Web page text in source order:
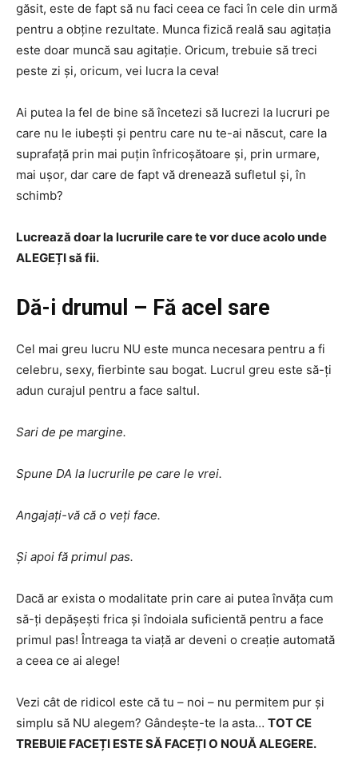
găsit, este de fapt să nu faci ceea ce faci în cele din urmă
pentru a obține rezultate. Munca fizică reală sau agitația
este doar muncă sau agitație. Oricum, trebuie să treci
peste zi și, oricum, vei lucra la ceva!
Ai putea la fel de bine să încetezi să lucrezi la lucruri pe
care nu le iubești și pentru care nu te-ai născut, care la
suprafață prin mai puțin înfricoșătoare și, prin urmare,
mai ușor, dar care de fapt vă drenează sufletul și, în
schimb?
Lucrează doar la lucrurile care te vor duce acolo unde
ALEGEȚI să fii.
Dă-i drumul – Fă acel sare
Cel mai greu lucru NU este munca necesara pentru a fi
celebru, sexy, fierbinte sau bogat. Lucrul greu este să-ți
adun curajul pentru a face saltul.
Sari de pe margine.
Spune DA la lucrurile pe care le vrei.
Angajați-vă că o veți face.
Și apoi fă primul pas.
Dacă ar exista o modalitate prin care ai putea învăța cum
să-ți depășești frica și îndoiala suficientă pentru a face
primul pas! Întreaga ta viață ar deveni o creație automată
a ceea ce ai alege!
Vezi cât de ridicol este că tu – noi – nu permitem pur și
simplu să NU alegem? Gândește-te la asta… TOT CE
TREBUIE FACEȚI ESTE SĂ FACEȚI O NOUĂ ALEGERE.